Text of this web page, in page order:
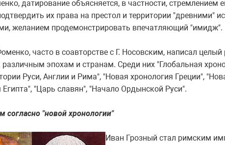
датирование объясняется, в частности, стремлением
их права на престол и территории "древними"
желанием продемонстрировать впечатляющий "имидж".
часто в соавторстве с Г. Носовским, написал
эпохам и странам. Среди них "Глобальная
Руси, Англии и Рима", "Новая хронология Греции",
Египта", "Царь славян", "Начало Ордынской Руси".
согласно "новой хронологии"
Иван Грозный стал римским